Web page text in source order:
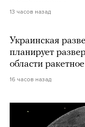
13 часов назад
Украинская
планирует
области
16 часов назад